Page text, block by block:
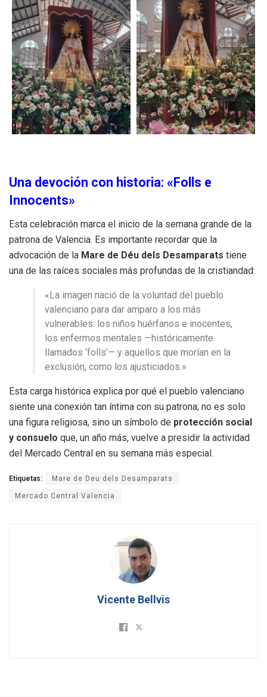
Una devoción con historia: «Folls e
Innocents»
Esta celebración marca el inicio de la semana grande de la
patrona de Valencia. Es importante recordar que la
advocación de la Mare de Déu dels Desamparats tiene
una de las raíces sociales más profundas de la cristiandad:
«La imagen nació de la voluntad del pueblo
valenciano para dar amparo a los más
vulnerables: los niños huérfanos e inocentes,
los enfermos mentales —históricamente
llamados ‘folls’— y aquellos que morían en la
exclusión, como los ajusticiados.»
Esta carga histórica explica por qué el pueblo valenciano
siente una conexión tan íntima con su patrona; no es solo
una figura religiosa, sino un símbolo de protección social
y consuelo que, un año más, vuelve a presidir la actividad
del Mercado Central en su semana más especial.
Etiquetas: Mare de Deu dels Desamparats
Mercado Central Valencia
Vicente Bellvis